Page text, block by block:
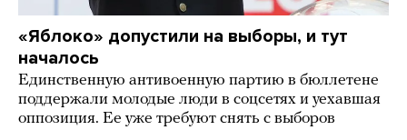
«Яблоко» допустили на выборы, и тут
началось
Единственную антивоенную партию в бюллетене
поддержали молодые люди в соцсетях и уехавшая
оппозиция. Ее уже требуют снять с выборов